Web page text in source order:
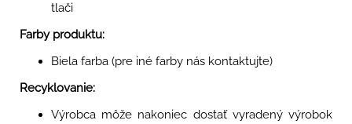
tlači
Farby produktu:
Biela farba (pre iné farby nás kontaktujte)
Recyklovanie:
Výrobca môže nakoniec dostať vyradený výrobok